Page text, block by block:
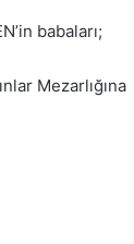
babaları;
Mezarlığına